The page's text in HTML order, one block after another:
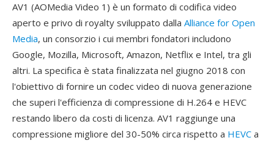
AV1 (AOMedia Video 1) è un formato di codifica video
aperto e privo di royalty sviluppato dalla Alliance for Open
Media, un consorzio i cui membri fondatori includono
Google, Mozilla, Microsoft, Amazon, Netflix e Intel, tra gli
altri. La specifica è stata finalizzata nel giugno 2018 con
l'obiettivo di fornire un codec video di nuova generazione
che superi l'efficienza di compressione di H.264 e HEVC
restando libero da costi di licenza. AV1 raggiunge una
compressione migliore del 30-50% circa rispetto a HEVC a